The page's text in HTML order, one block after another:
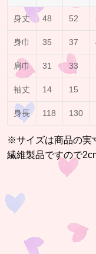
身丈 48 52
身巾 35 37
肩巾 31 33
袖丈 14 15
身長 118 130
※サイズは商品の実
繊維製品ですので